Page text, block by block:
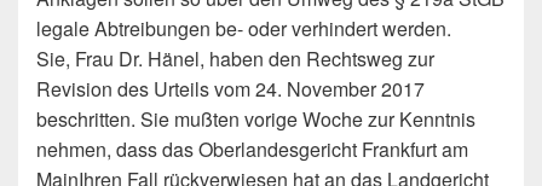
legale Abtreibungen be- oder verhindert werden.
Sie, Frau Dr. Hänel, haben den Rechtsweg zur
Revision des Urteils vom 24. November 2017
beschritten. Sie mußten vorige Woche zur Kenntnis
nehmen, dass das Oberlandesgericht Frankfurt am
MainIhren Fall rückverwiesen hat an das Landgericht